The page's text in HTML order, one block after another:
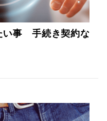
い事 手続き契約な